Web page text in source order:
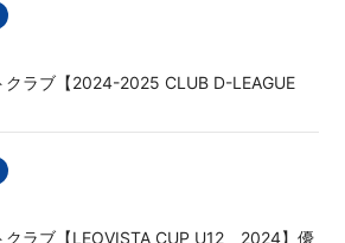
クラブ【2024-2025 CLUB D-LEAGUE
クラブ【LEOVISTA CUP U12 2024】優